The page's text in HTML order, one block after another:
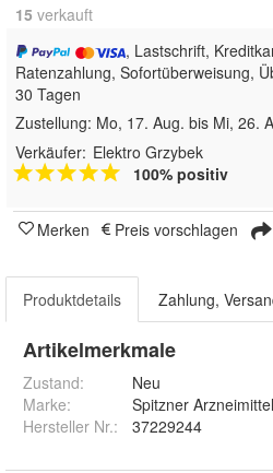
15 verkauft
, Lastschrift,
Ratenzahlung, Sofortüberweisung,
30 Tagen
Zustellung: Mo, 17. Aug. bis Mi, 26.
Verkäufer: Elektro Grzybek
100% positiv
Merken Preis vorschlagen
Produktdetails Zahlung,
Artikelmerkmale
Zustand:
Neu
Marke:
Spitzner
Hersteller Nr.:
37229244